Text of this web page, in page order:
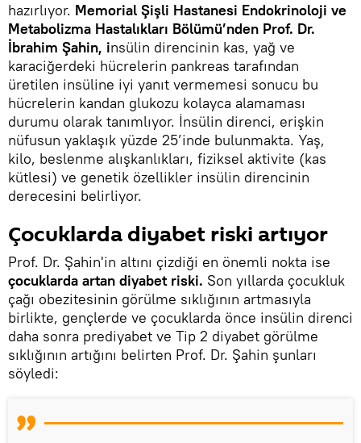
hazırlıyor. Memorial Şişli Hastanesi Endokrinoloji ve
Metabolizma Hastalıkları Bölümü’nden Prof. Dr.
İbrahim Şahin, insülin direncinin kas, yağ ve
karaciğerdeki hücrelerin pankreas tarafından
üretilen insüline iyi yanıt vermemesi sonucu bu
hücrelerin kandan glukozu kolayca alamaması
durumu olarak tanımlıyor. İnsülin direnci, erişkin
nüfusun yaklaşık yüzde 25’inde bulunmakta. Yaş,
kilo, beslenme alışkanlıkları, fiziksel aktivite (kas
kütlesi) ve genetik özellikler insülin direncinin
derecesini belirliyor.
Çocuklarda diyabet riski artıyor
Prof. Dr. Şahin'in altını çizdiği en önemli nokta ise
çocuklarda artan diyabet riski. Son yıllarda çocukluk
çağı obezitesinin görülme sıklığının artmasıyla
birlikte, gençlerde ve çocuklarda önce insülin direnci
daha sonra prediyabet ve Tip 2 diyabet görülme
sıklığının artığını belirten Prof. Dr. Şahin şunları
söyledi: